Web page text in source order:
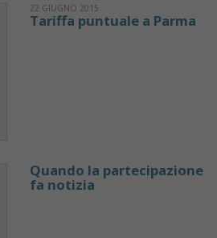
22 GIUGNO 2015
Tariffa puntuale a Parma
Quando la partecipazione
fa notizia